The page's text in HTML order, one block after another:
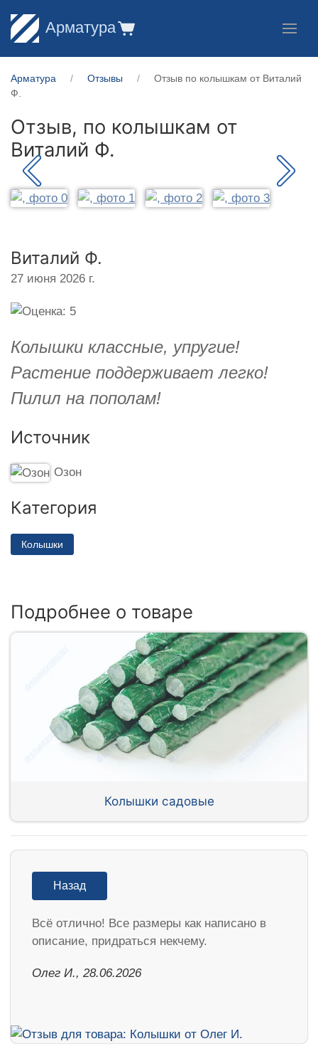
Арматура
Арматура Отзывы
Отзыв по колышкам от Виталий
Ф.
Отзыв, по колышкам от
Виталий Ф.
Виталий Ф.
27 июня 2026 г.
Колышки классные, упругие!
Растение поддерживает легко!
Пилил на пополам!
Источник
Озон
Категория
Колышки
Подробнее о товаре
Колышки садовые
Назад
Всё отлично! Все размеры как написано в
описание, придраться некчему.
Олег И., 28.06.2026